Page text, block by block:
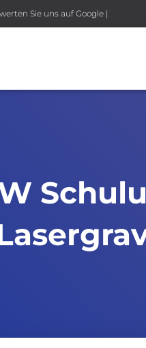
Sie uns auf Google |